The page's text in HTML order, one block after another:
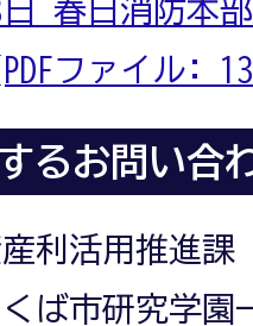
日 春日消防本
ファイル:
るお問い合
利活用推進課
ば市研究学園